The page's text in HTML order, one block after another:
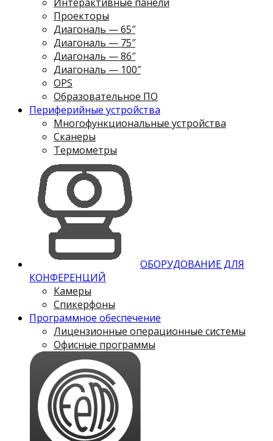
Проекторы
Диагональ — 65″
Диагональ — 75″
Диагональ — 86″
Диагональ — 100″
OPS
Образовательное ПО
Периферийные устройства
Многофункциональные устройства
Сканеры
Термометры
ОБОРУДОВАНИЕ ДЛЯ
КОНФЕРЕНЦИЙ
Камеры
Спикерфоны
Программное обеспечение
Лицензионные операционные системы
Офисные программы